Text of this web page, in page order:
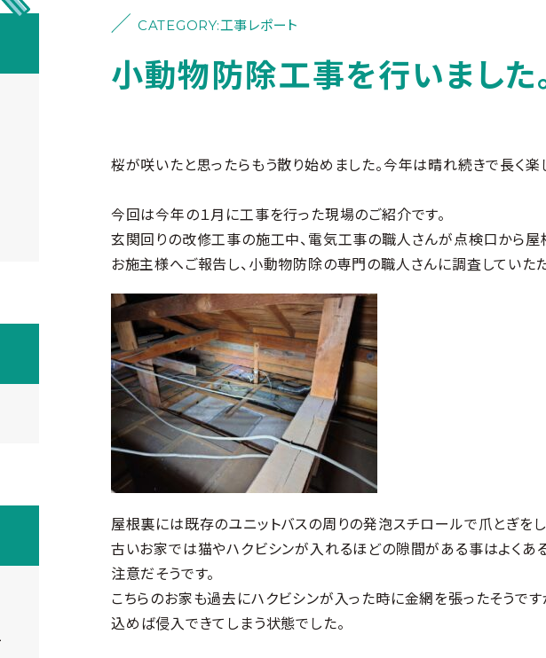
CATEGORY:工事レポート
小動物防除工事を行いました
桜が咲いたと思ったらもう散り始めました。今年は晴れ続きで長く
今回は今年の１月に工事を行った現場のご紹介です。
玄関回りの改修工事の施工中、電気工事の職人さんが点検口から屋
お施主様へご報告し、小動物防除の専門の職人さんに調査していた
屋根裏には既存のユニットバスの周りの発泡スチロールで爪とぎを
古いお家では猫やハクビシンが入れるほどの隙間がある事はよく
注意だそうです。
こちらのお家も過去にハクビシンが入った時に金網を張ったそうで
込めば侵入できてしまう状態でした。